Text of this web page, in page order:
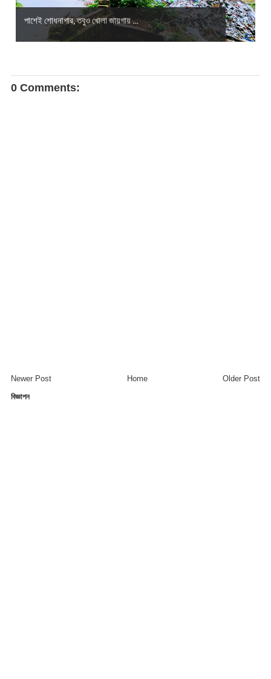
পাশেই শোধনাগার, তবুও খোলা জায়গায় ...
0 Comments:
Newer Post Older Post
Home
বিজ্ঞাপন